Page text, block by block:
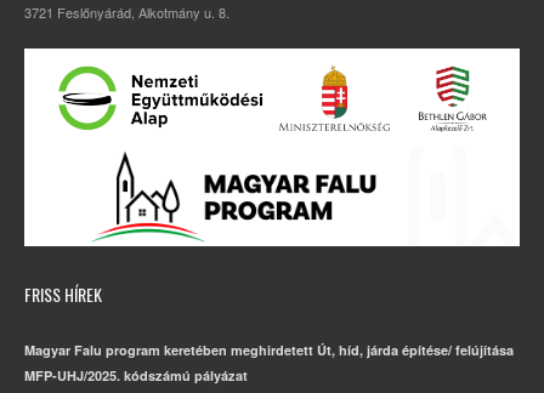
3721 Feslőnyárád, Alkotmány u. 8.
FRISS HÍREK
Magyar Falu program keretében meghirdetett Út, híd, járda építése/ felújítása
MFP-UHJ/2025. kódszámú pályázat